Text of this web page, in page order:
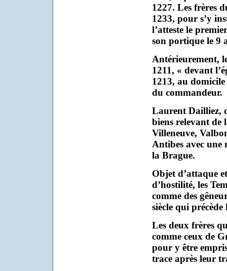
1227. Les frères
1233, pour s’y
l’atteste le
son portique le 9
Antérieurement,
1211, « devant
1213, au
du commandeur.
Laurent Dailliez,
biens relevant de
Villeneuve,
Antibes avec une
la Brague.
Objet d’attaque
d’hostilité, les
comme des
siècle qui
Les deux frères
comme ceux de
pour y être
trace après leur